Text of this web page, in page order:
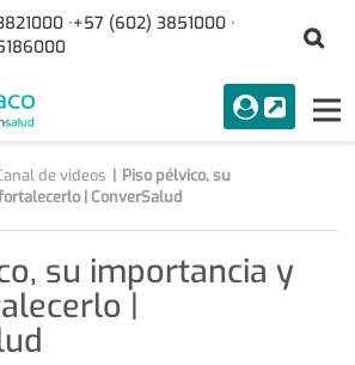
·+57 (602) 3851000 ·
menuAcceso
Buscar
de videos
Piso pélvico, su
| ConverSalud
su importancia y
|